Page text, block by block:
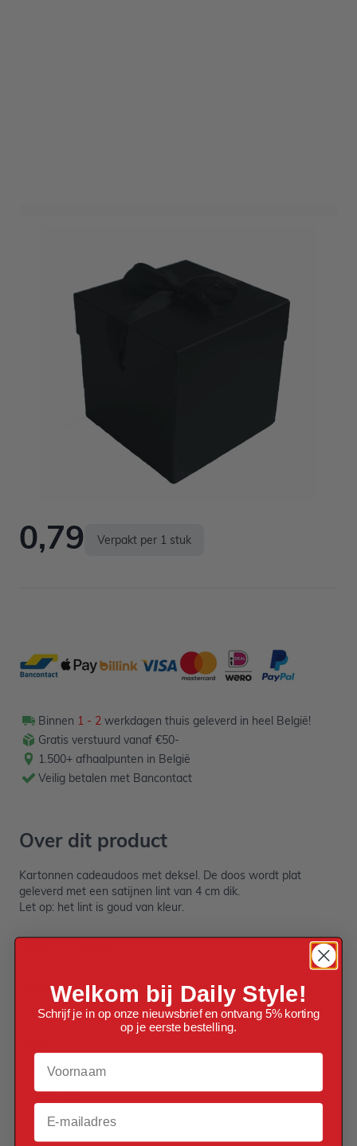
(10x10x10cm)
Art. nr. 1903-36ZWART
Informeer mij wanneer dit product op voorraad is
0,79 Verpakt per 1 stuk
Binnen 1 - 2 werkdagen thuis geleverd in heel België!
Gratis verstuurd vanaf €50-
1.500+ afhaalpunten in België
Veilig betalen met Bancontact
Over dit product
Kartonnen cadeaudoos met deksel. De doos wordt plat
geleverd met een satijnen lint van 4 cm dik.
Let op: het lint is goud van kleur.
Meer informatie
EAN
8788911152293
Materiaal
Karton
Welkom bij Daily Style!
Schrijf je in op onze nieuwsbrief en ontvang 5% korting
op je eerste bestelling.
Voornaam
Email